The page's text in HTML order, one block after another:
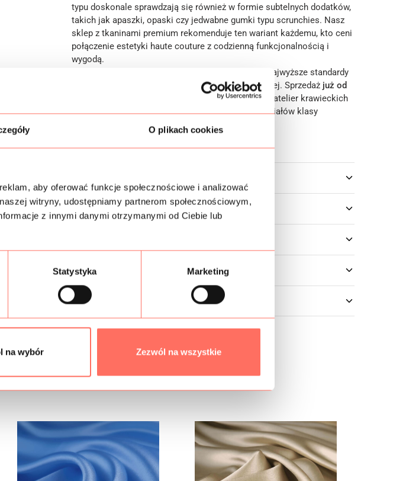
O plikach cookies
aby oferować funkcje społecznościowe i analizować
witryny, udostępniamy partnerom społecznościowym,
z innymi danymi otrzymanymi od Ciebie lub
Statystyka Marketing
na wybór Zezwól na wszystkie
typu doskonale sprawdzają się również w formie subtelnych dodatków,
takich jak apaszki, opaski czy jedwabne gumki typu scrunchies. Nasz
sklep z tkaninami premium rekomenduje ten wariant każdemu, kto ceni
połączenie estetyki haute couture z codzienną funkcjonalnością i
wygodą.
i spełnia najwyższe standardy
jakości. Dostępna w sprzedaży hurtowej i detalicznej. Sprzedaż już od
To doskonała propozycja dla projektantów, atelier krawieckich
oraz klientów indywidualnych poszukujących materiałów klasy
Skład
Gramatura
Bezpieczeństwo
produkty